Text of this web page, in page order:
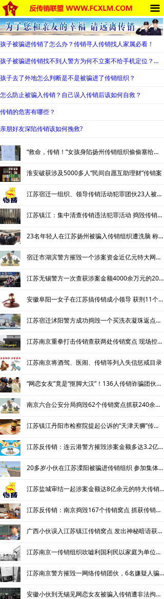
끀
首页
法律法规
反传销动态
受害者讲述
反传销杂谈
传销的危害
大学生专栏
死人事件
南派传销
北派传销
网络传销
精神传销
求助专区
传销骗术
相关处罚
揭秘传销
孩子被骗进传销了怎么办？传销寻人传销找人家属必看！
孩子被骗进传销找不到人警方为何不立案不给手机定位？警察不管怎么办？
孩子去了外地怎么判断是不是被骗进了传销组织？
怎么防止被骗入传销？自己误入传销后该如何自救？
传销的危害有哪些？
亲朋好友深陷传销该如何挽救?
“救命，传销！”女孩身陷扬州传销组织偷偷塞给交警一张纸条获救
淮安破获涉及5000多人“民间自愿互助理财”传销案
江苏宿迁一组织、领导传销活动犯罪团伙23人被判刑
江苏镇江：集中清查传销违法犯罪活动 捣毁传销窝点47个
23名年轻人在江苏扬州被骗入传销组织遭洗脑 称投资2900能挣290万
宿迁市湖滨警方摧毁一个涉案资金近亿元特大网络传销团伙
江苏无锡警方一次查获涉案金额4000余万元的200余名传销人员
安徽阜阳一女子在江苏搞传销成小领导 获刑11个月并处罚金3000元
江苏宿迁沭阳警方成功捣毁一个买洗衣凝珠返点拉人头的传销团伙
江苏南京重拳打击传销查获两处传销窝点 现场控制21名疑似传销人员
江苏南京将酒驾、医闹、传销等列入失信惩戒目录
“网恋女友”竟是“抠脚大汉”！136人传销诈骗团伙被江苏苏州警方连锅端
南京六合公安分局捣毁62个传销窝点抓获240余名传销人员
江苏镇江丹阳市检察院提起公诉的“天津天狮”传销组织案34名被告人一审宣判
江苏反传销：连云港警方摧毁涉案金额多达3.2亿元的特大传销团伙
20多岁小伙在江苏溧阳被骗进传销组织 参加集体活动时不幸溺亡
江苏盐城审结一起涉案金额达8亿余元的特大传销案 16人获刑
江苏反传销：南京捣毁167个传销窝点 抓获传销人员376人
广西小伙误入江苏镇江传销窝点 发出神秘暗语获解救
江苏南京一传销组织吹嘘利国利民以家庭为单位洗脑
江苏南京警方摧毁一网络传销团伙，6名嫌疑人骗了3000余万元
安徽小伙到无锡见网恋女友被骗入传销遭非法拘禁 40多天没见过太阳